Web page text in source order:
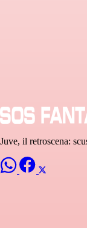
Juve, il retroscena: